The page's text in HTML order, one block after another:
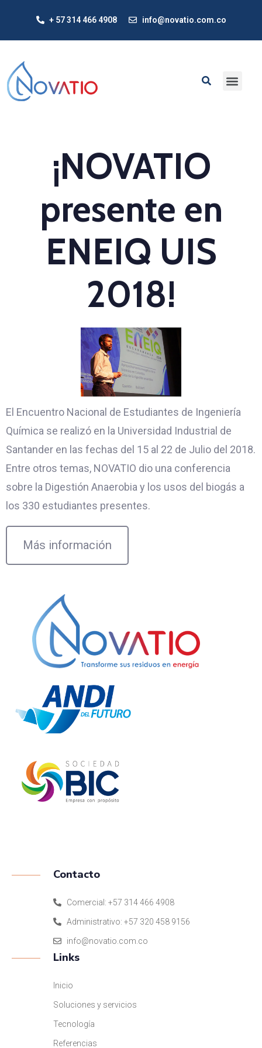
+ 57 314 466 4908 info@novatio.com.co
¡NOVATIO
presente en
ENEIQ UIS
2018!
El Encuentro Nacional de Estudiantes de Ingeniería
Química se realizó en la Universidad Industrial de
Santander en las fechas del 15 al 22 de Julio del 2018.
Entre otros temas, NOVATIO dio una conferencia
sobre la Digestión Anaerobia y los usos del biogás a
los 330 estudiantes presentes.
Más información
Contacto
Comercial: +57 314 466 4908
Administrativo: +57 320 458 9156
info@novatio.com.co
Links
Inicio
Soluciones y servicios
Tecnología
Referencias